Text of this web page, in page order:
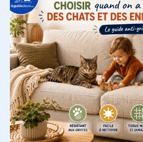
chiner